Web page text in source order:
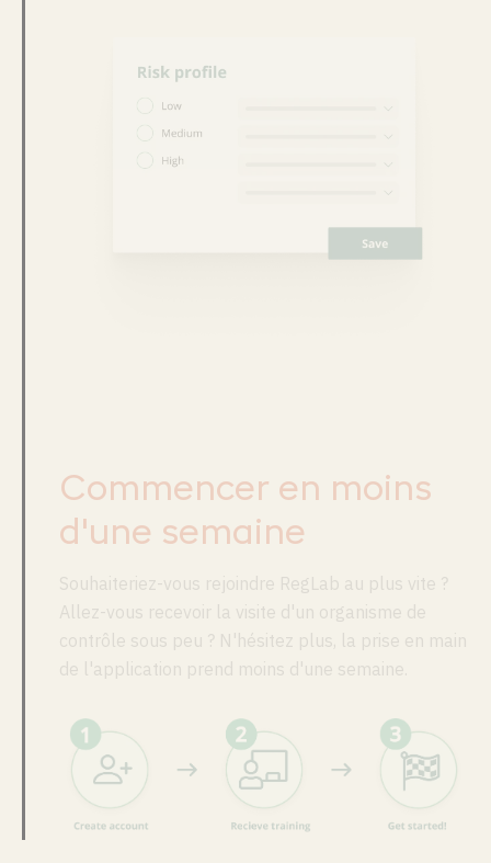
Commencer en moins
d'une semaine
Souhaiteriez-vous rejoindre RegLab au plus vite ?
Allez-vous recevoir la visite d'un organisme de
contrôle sous peu ? N'hésitez plus, la prise en main
de l'application prend moins d'une semaine.